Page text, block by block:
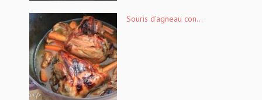
Souris d’agneau con...